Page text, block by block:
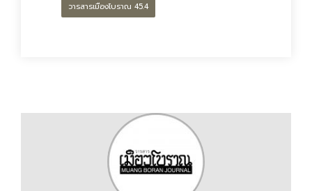
วารสารเมืองโบราณ 45.4